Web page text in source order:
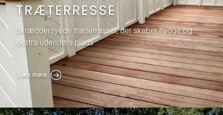
TRÆTERRESSE
Skræddersyede træterrasser, der skaber hygge og
ekstra udendørs plads
Læs mere